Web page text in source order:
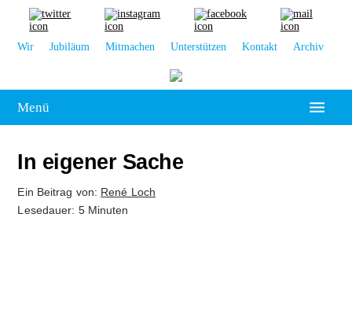
Wir Jubiläum Mitmachen Unterstützen Kontakt Archiv
Menü
Leipzig
Kolumne
In eigener Sache
Ein Beitrag von: René Loch
Lesedauer: 5 Minuten